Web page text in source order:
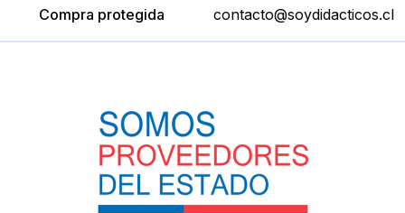
Compra protegida contacto@soydidacticos.cl